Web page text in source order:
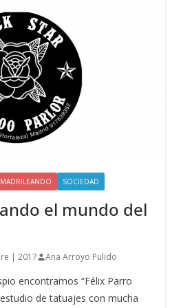
MADRILEANDO SOCIEDAD
el mundo del
| 2017 Ana Arroyo Pulido
encontramos “Félix Parro
de tatuajes con mucha